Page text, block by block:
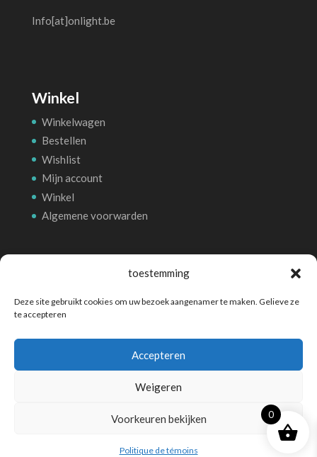
toestemming
Deze site gebruikt cookies om uw bezoek aangenamer te maken. Gelieve ze
te accepteren
Accepteren
Weigeren
Voorkeuren bekijken
Politique de témoins
Info[at]onlight.be
Winkel
Winkelwagen
Bestellen
Wishlist
Mijn account
Winkel
Algemene voorwarden
Betalingsmethoden
EasyHoster- Tous droits réservés
0